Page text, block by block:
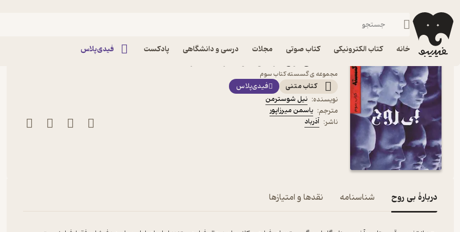
خانه کتاب الکترونیکی کتاب صوتی مجلات درسی و دانشگاهی پادکست فیدی‌پلاس
فیدیبو کتاب الکترونیکی
مجموعه ی گسسته کتاب سوم
کتاب متنی
فیدی‌پلاس
نویسنده: نیل شوسترمن
مترجم: یاسمن میرزاپور
ناشر: آذرباد
دربارۀ بی روح شناسنامه نقدها و امتیازها